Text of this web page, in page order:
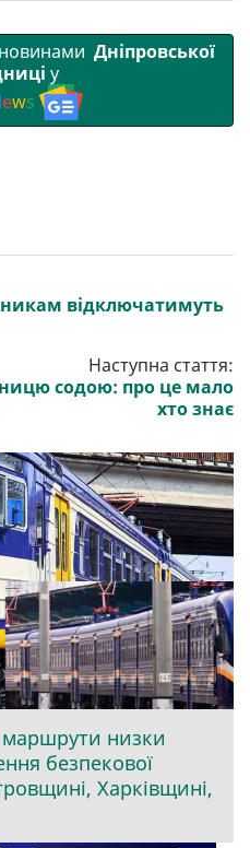
новинами Дніпровської
у
ews
відключатимуть
Наступна стаття:
содою: про це мало
хто знає
маршрути низки
безпекової
Харківщині,